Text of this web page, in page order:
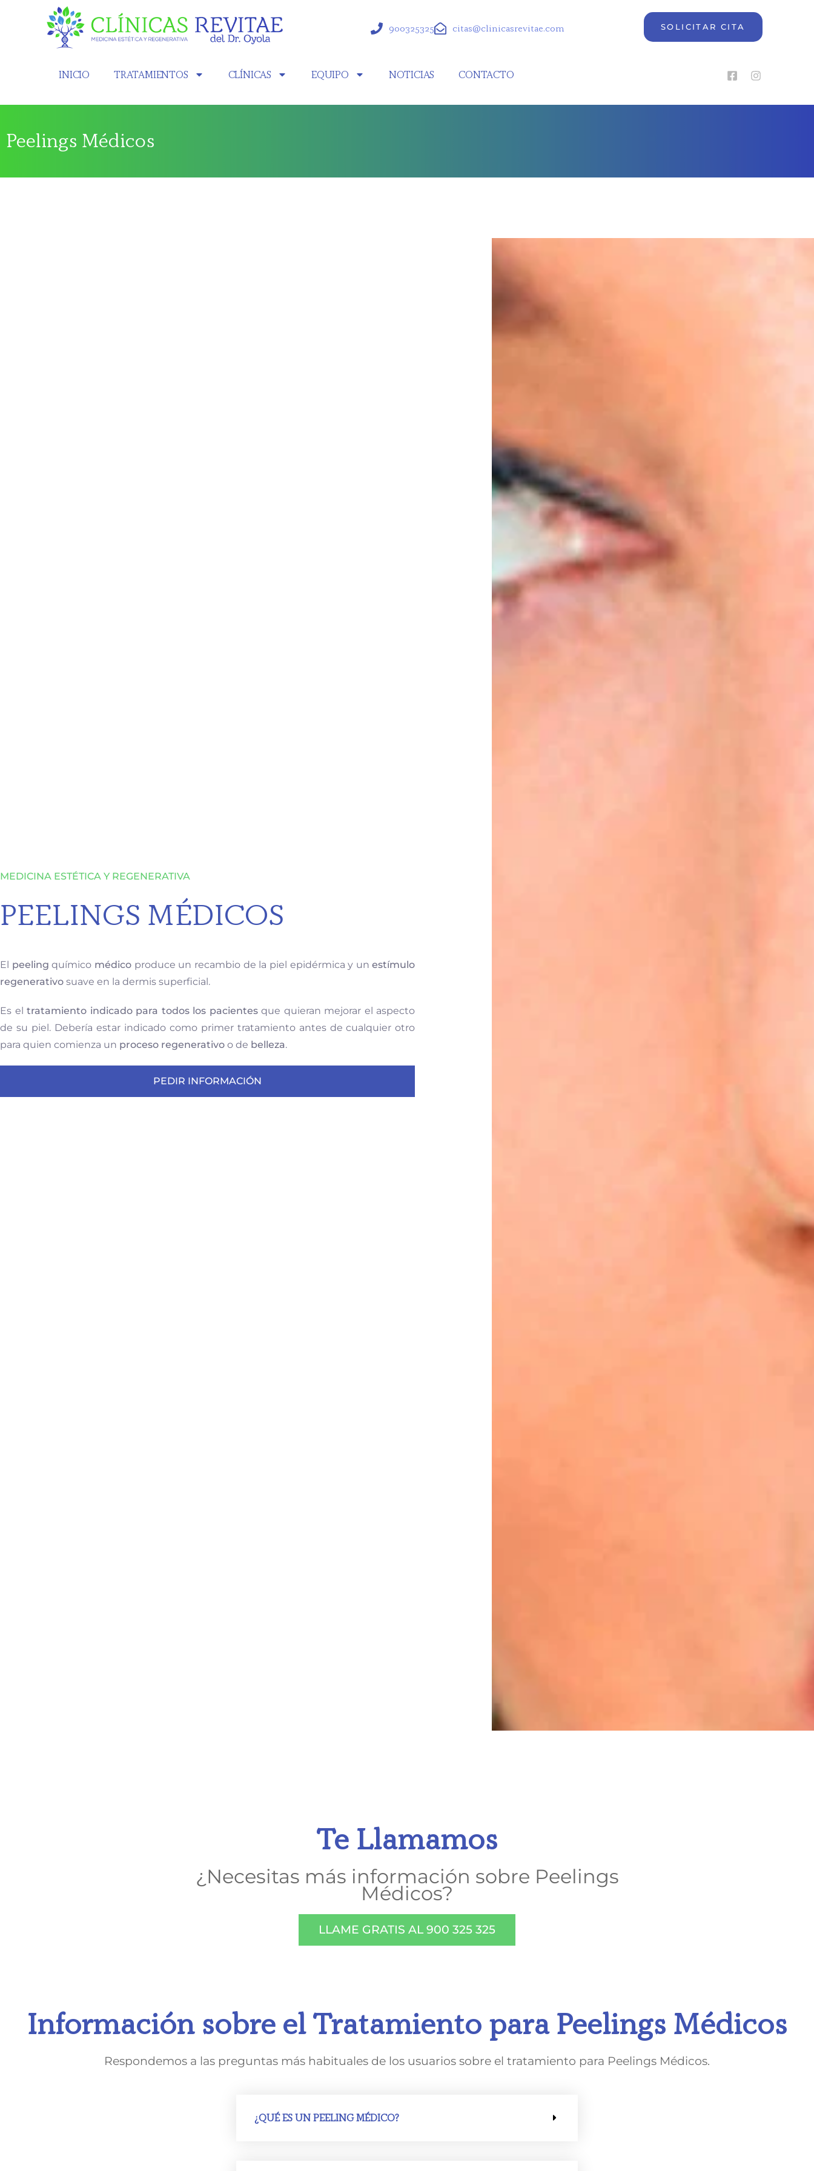
900325325 citas@clinicasrevitae.com SOLICITAR CITA
INICIO TRATAMIENTOS CLÍNICAS EQUIPO NOTICIAS CONTACTO
Peelings Médicos
MEDICINA ESTÉTICA Y REGENERATIVA
PEELINGS MÉDICOS
El peeling químico médicoproduce un recambio de la piel epidérmica y unestímulo
regenerativo suave en la dermis superficial.
Es eltratamiento indicado para todos los pacientesque quieran mejorar el aspecto
de su piel. Debería estar indicado como primer tratamiento antes de cualquier otro
para quien comienza un proceso regenerativo o de belleza.
PEDIR INFORMACIÓN
Te Llamamos
¿Necesitas más información sobre Peelings
Médicos?
LLAME GRATIS AL 900 325 325
Información sobre el Tratamiento para Peelings Médicos
Respondemos a las preguntas más habituales de los usuarios sobre el tratamiento para Peelings Médicos.
¿QUÉ ES UN PEELING MÉDICO?